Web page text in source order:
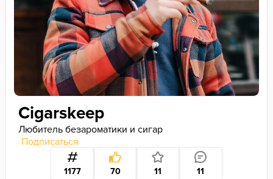
Cigarskeep
Любитель безароматики и сигар
Подписаться
1177 70 11 11